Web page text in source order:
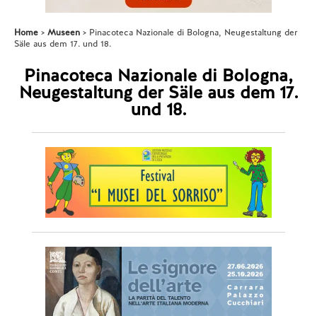
Home Museen
Pinacoteca Nazionale di Bologna, Neugestaltung der
Säle aus dem 17. und 18.
Pinacoteca Nazionale di Bologna,
Neugestaltung der Säle aus dem 17.
und 18.